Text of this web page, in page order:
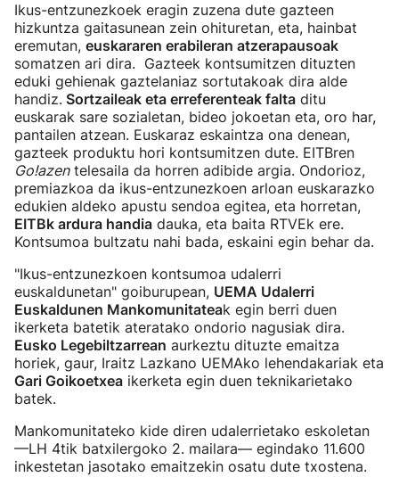
Ikus-entzunezkoek eragin zuzena dute gazteen
hizkuntza gaitasunean zein ohituretan, eta, hainbat
eremutan, euskararen erabileran atzerapausoak
somatzen ari dira. Gazteek kontsumitzen dituzten
eduki gehienak gaztelaniaz sortutakoak dira alde
handiz. Sortzaileak eta erreferenteak falta ditu
euskarak sare sozialetan, bideo jokoetan eta, oro har,
pantailen atzean. Euskaraz eskaintza ona denean,
gazteek produktu hori kontsumitzen dute. EITBren
Go!azentelesaila da horren adibide argia. Ondorioz,
premiazkoa da ikus-entzunezkoen arloan euskarazko
edukien aldeko apustu sendoa egitea, eta horretan,
EITBk ardura handia dauka, eta baita RTVEk ere.
Kontsumoa bultzatu nahi bada, eskaini egin behar da.
"Ikus-entzunezkoen kontsumoa udalerri
euskaldunetan" goiburupean, UEMA Udalerri
Euskaldunen Mankomunitateak egin berri duen
ikerketa batetik ateratako ondorio nagusiak dira.
Eusko Legebiltzarrean aurkeztu dituzte emaitza
horiek, gaur, Iraitz Lazkano UEMAko lehendakariak eta
Gari Goikoetxea ikerketa egin duen teknikarietako
batek.
Mankomunitateko kide diren udalerrietako eskoletan
—LH 4tik batxilergoko 2. mailara— egindako 11.600
inkestetan jasotako emaitzekin osatu dute txostena.